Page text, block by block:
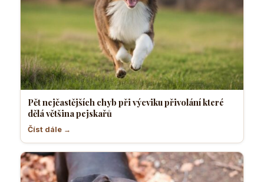
Pět nejčastějších chyb při výcviku přivolání které
dělá většina pejskařů
Číst dále →